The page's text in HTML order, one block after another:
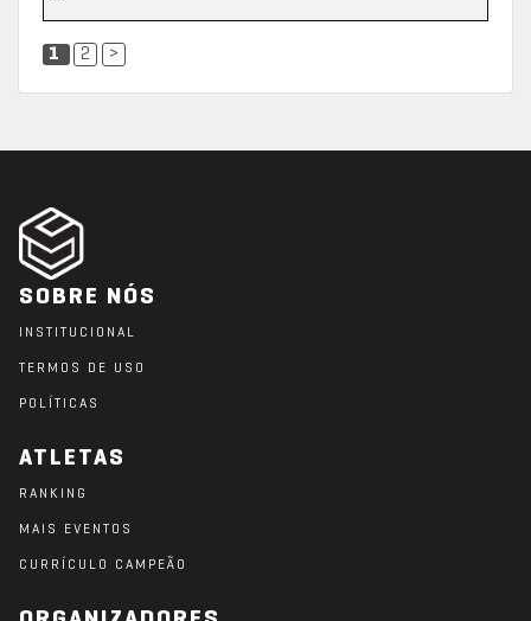
1 2 >
SOBRE NÓS
INSTITUCIONAL
TERMOS DE USO
POLÍTICAS
ATLETAS
RANKING
MAIS EVENTOS
CURRÍCULO CAMPEÃO